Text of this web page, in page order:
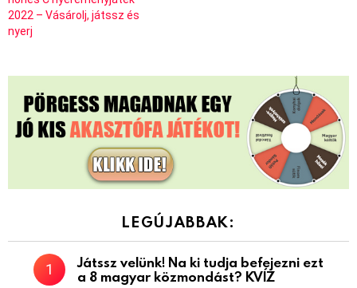
2022 – Vásárolj, játssz és
nyerj
LEGÚJABBAK:
Játssz velünk! Na ki tudja befejezni ezt
a 8 magyar közmondást? KVÍZ